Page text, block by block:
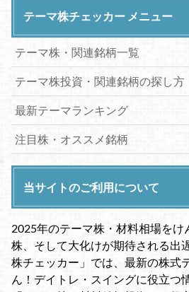
テーマ株チェッカー メニュー
テーマ株・関連銘柄一覧
テーマ株投資・関連銘柄の探し方
最新テーマランキング
注目株・オススメ銘柄
当サイトのご利用について
2025年のテーマ株・材料相場をけ
株、そして大化けが期待される出
株チェッカー」では、最新の株式
ん！デイトレ・スイングに役立つ